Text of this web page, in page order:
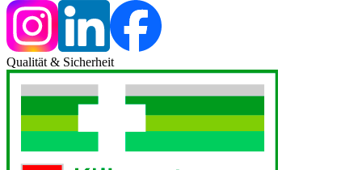
Qualität & Sicherheit